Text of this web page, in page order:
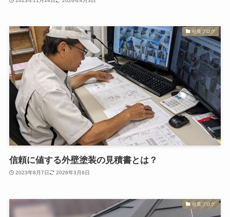
社長ブログ
信頼に値する外壁塗装の見積書とは？
2023年8月7日 2026年3月6日
社長ブログ